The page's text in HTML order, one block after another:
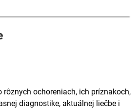
rôznych ochoreniach, ich príznakoch,
diagnostike, aktuálnej liečbe i